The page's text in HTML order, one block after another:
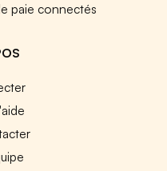
paie connectés